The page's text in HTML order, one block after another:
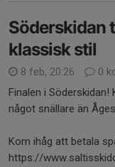
Söderskidan
klassisk stil
8 feb, 20:26
0
Finalen i Söderskidan!
något snällare än
Kom ihåg att betala
https://